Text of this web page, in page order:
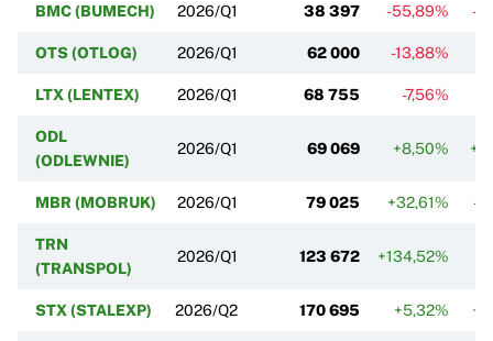
BMC (BUMECH) 2026/Q1 38 397 -55,89% -
OTS (OTLOG) 2026/Q1 62 000 -13,88%
LTX (LENTEX) 2026/Q1 68 755 -7,56%
ODL
(ODLEWNIE)
2026/Q1 69 069 +8,50%
MBR (MOBRUK) 2026/Q1 79 025 +32,61% -
TRN
(TRANSPOL)
2026/Q1 123 672 +134,52%
STX (STALEXP) 2026/Q2 170 695 +5,32%